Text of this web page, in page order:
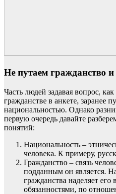
Не путаем гражданство
Часть людей задавая вопрос,
гражданстве в анкете, заранее
национальностью. Однако
первую очередь давайте
понятий:
Национальность –
человека. К примеру,
Гражданство – связь
подданным он является.
гражданства наделяет его
обязанностями, по